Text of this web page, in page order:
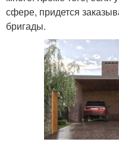
сфере, придется
бригады.